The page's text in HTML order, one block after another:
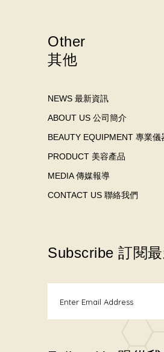
Other
其他
NEWS 最新資訊
ABOUT US 公司簡介
BEAUTY EQUIPMENT 專業儀
PRODUCT 美容產品
MEDIA 傳媒報導
CONTACT US 聯絡我們
Subscribe 訂閱